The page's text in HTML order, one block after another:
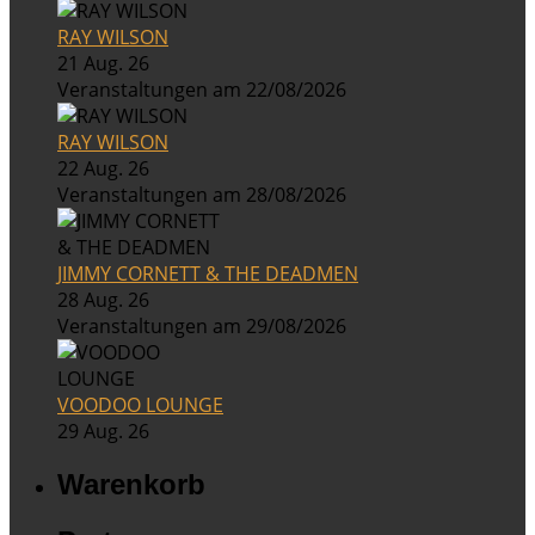
RAY WILSON
21 Aug. 26
Veranstaltungen am 22/08/2026
RAY WILSON
22 Aug. 26
Veranstaltungen am 28/08/2026
JIMMY CORNETT & THE DEADMEN
28 Aug. 26
Veranstaltungen am 29/08/2026
VOODOO LOUNGE
29 Aug. 26
Warenkorb